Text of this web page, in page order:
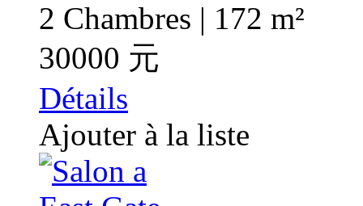
2 Chambres | 172 m²
30000 元
Détails
Ajouter à la liste